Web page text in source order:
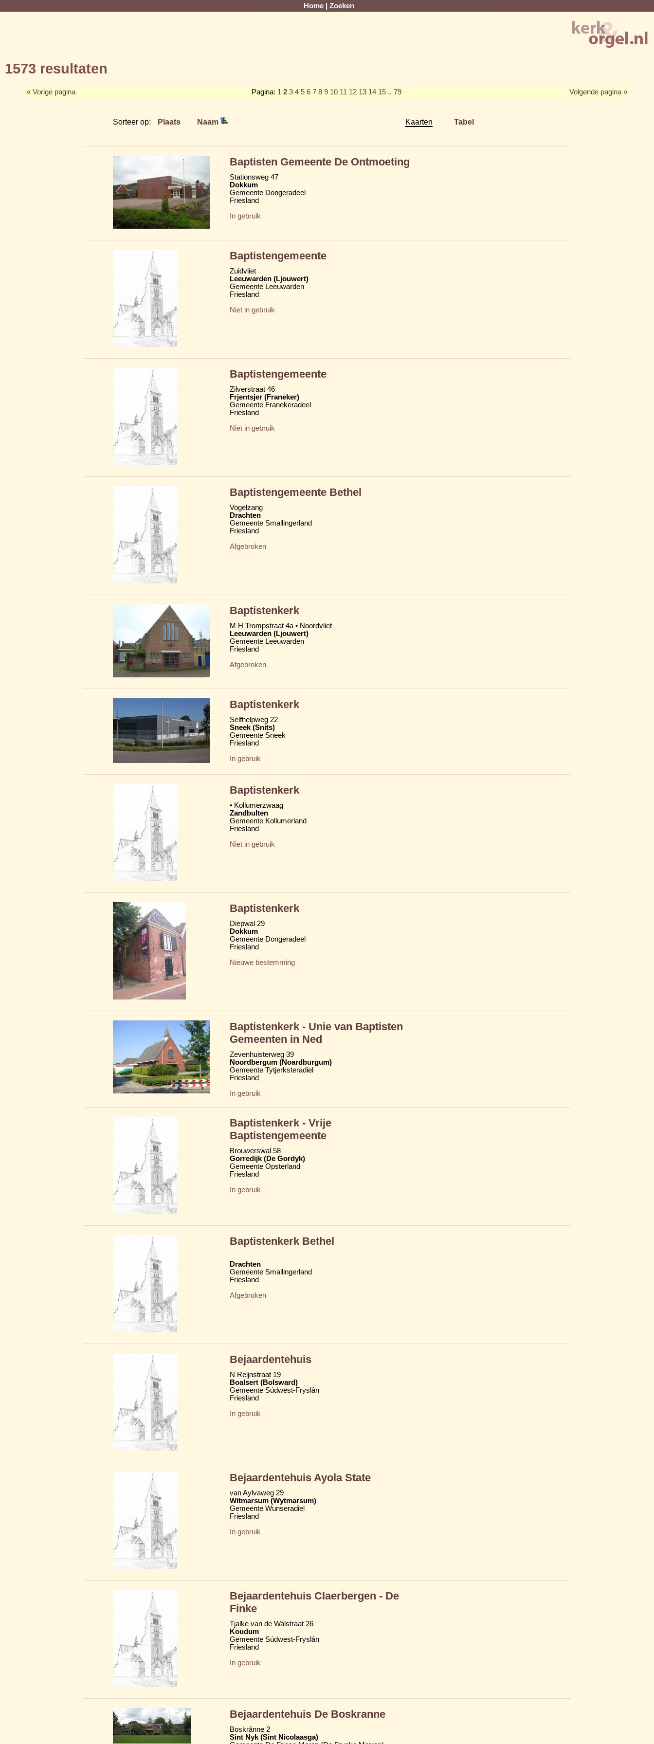
Home Zoeken
1573 resultaten
« Vorige pagina Pagina: 1 2 3 4 5 6 7 8 9 10 11 12 13 14 15 .. 79 Volgende pagina »
Sorteer op: Plaats Naam Kaarten Tabel
Baptisten Gemeente De Ontmoeting
Stationsweg 47
Dokkum
Gemeente Dongeradeel
Friesland
In gebruik
Baptistengemeente
Zuidvliet
Leeuwarden (Ljouwert)
Gemeente Leeuwarden
Friesland
Niet in gebruik
Baptistengemeente
Zilverstraat 46
Frjentsjer (Franeker)
Gemeente Franekeradeel
Friesland
Niet in gebruik
Baptistengemeente Bethel
Vogelzang
Drachten
Gemeente Smallingerland
Friesland
Afgebroken
Baptistenkerk
M H Trompstraat 4a • Noordvliet
Leeuwarden (Ljouwert)
Gemeente Leeuwarden
Friesland
Afgebroken
Baptistenkerk
Selfhelpweg 22
Sneek (Snits)
Gemeente Sneek
Friesland
In gebruik
Baptistenkerk
• Kollumerzwaag
Zandbulten
Gemeente Kollumerland
Friesland
Niet in gebruik
Baptistenkerk
Diepwal 29
Dokkum
Gemeente Dongeradeel
Friesland
Nieuwe bestemming
Baptistenkerk - Unie van Baptisten
Gemeenten in Ned
Zevenhuisterweg 39
Noordbergum (Noardburgum)
Gemeente Tytjerksteradiel
Friesland
In gebruik
Baptistenkerk - Vrije
Baptistengemeente
Brouwerswal 58
Gorredijk (De Gordyk)
Gemeente Opsterland
Friesland
In gebruik
Baptistenkerk Bethel
Drachten
Gemeente Smallingerland
Friesland
Afgebroken
Bejaardentehuis
N Reijnstraat 19
Boalsert (Bolsward)
Gemeente Súdwest-Fryslân
Friesland
In gebruik
Bejaardentehuis Ayola State
van Aylvaweg 29
Witmarsum (Wytmarsum)
Gemeente Wunseradiel
Friesland
In gebruik
Bejaardentehuis Claerbergen - De
Finke
Tjalke van de Walstraat 26
Koudum
Gemeente Súdwest-Fryslân
Friesland
In gebruik
Bejaardentehuis De Boskranne
Boskrânne 2
Sint Nyk (Sint Nicolaasga)